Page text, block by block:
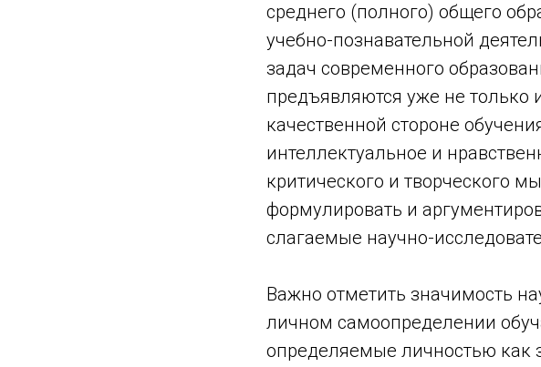
среднего (полного) общего
учебно-познавательной
задач современного
предъявляются уже не только
качественной стороне
интеллектуальное и
критического и творческого
формулировать и
слагаемые научно-
Важно отметить значимость
личном самоопределении
определяемые личностью как